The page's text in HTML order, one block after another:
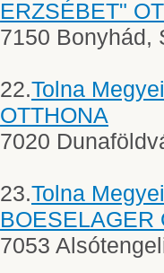
ERZSÉBET"
7150 Bonyhád,
22.Tolna
OTTHONA
7020
23.Tolna
BOESELAGER
7053